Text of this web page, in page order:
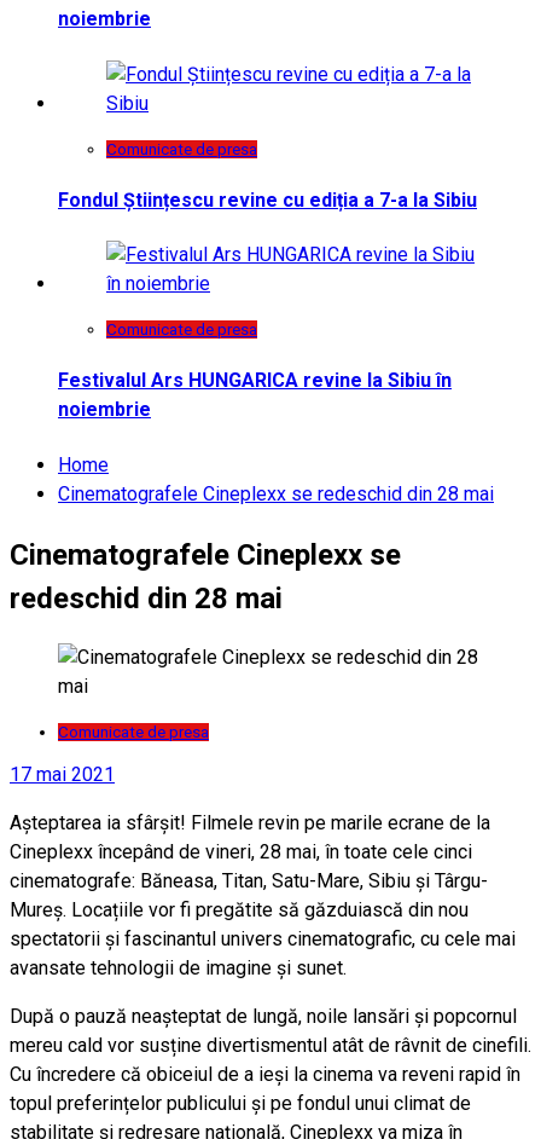
noiembrie
Comunicate de presa
Fondul Științescu revine cu ediția a 7-a la Sibiu
Comunicate de presa
Festivalul Ars HUNGARICA revine la Sibiu în
noiembrie
Home
Cinematografele Cineplexx se redeschid din 28 mai
Cinematografele Cineplexx se
redeschid din 28 mai
Comunicate de presa
17 mai 2021
Așteptarea ia sfârșit! Filmele revin pe marile ecrane de la
Cineplexx începând de vineri, 28 mai, în toate cele cinci
cinematografe: Băneasa, Titan, Satu-Mare, Sibiu și Târgu-
Mureș. Locațiile vor fi pregătite să găzduiască din nou
spectatorii și fascinantul univers cinematografic, cu cele mai
avansate tehnologii de imagine și sunet.
După o pauză neașteptat de lungă, noile lansări și popcornul
mereu cald vor susține divertismentul atât de râvnit de cinefili.
Cu încredere că obiceiul de a ieși la cinema va reveni rapid în
topul preferințelor publicului și pe fondul unui climat de
stabilitate și redresare națională, Cineplexx va miza în